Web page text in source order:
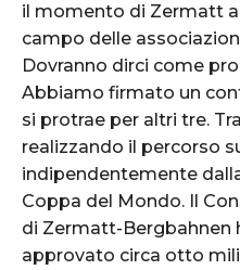
il momento di Zermatt
campo delle
Dovranno dirci come
Abbiamo firmato un
si protrae per altri tre.
realizzando il percorso
indipendentemente
Coppa del Mondo. Il
di Zermatt-Bergbahnen
approvato circa otto